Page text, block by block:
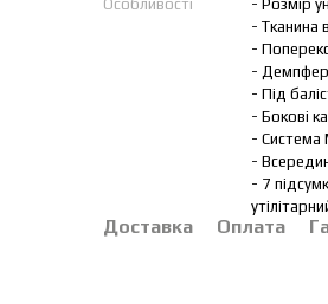
Особливості
- Розмір
- Тканина
-
-
- Під
- Бокові
- Система
-
- 7
Доставка Оплата